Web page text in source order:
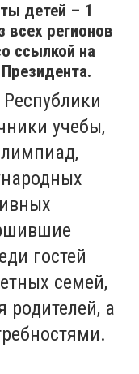
детей – 1
всех регионов
ссылкой на
учебы,
гостей
семей,
родителей, а